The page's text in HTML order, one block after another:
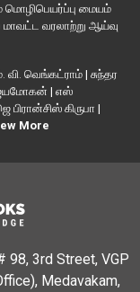
மொழிபெயர்ப்பு மையம்
வரலாற்று ஆய்வு
வி. வெங்கட்ராம் | சுந்தர
| எஸ்
பிரான்சிஸ் கிருபா |
More
98, 3rd Street, VGP
Medavakam,